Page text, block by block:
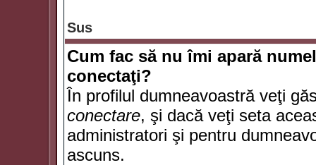
Sus
Cum fac să nu îmi apară
conectaţi?
În profilul dumneavoastră veţi
conectare, şi dacă veţi seta
administratori şi pentru
ascuns.